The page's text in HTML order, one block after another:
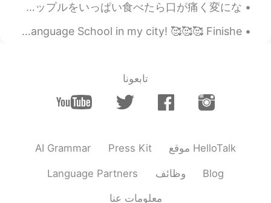
a salad with guacamole which is 🥑 and a
condiment called pico de gallo chopped
tomatoes, onions, jalapeños, and cilantro.
shrimps actually.. looks delicious.
food between 10.00 and 24.00 depending
chicken wings
BBQをやった！美味しかった！😄色どり！ 備長炭で焼いたパインアップルを食べた事がある？美味しいよ！👌シュラスコからこのアイデアをもらった。😄生のパインアップルをいっぱい食べたら口が痛く変にな...
SUPER HAPPY! Got a surprise at work today from the Korean Language School in my city! 🥰🥰🥰 Finishe...
تابعونا
AI Grammar Press Kit موقع HelloTalk
Language Partners وظائف Blog
معلومات عنا